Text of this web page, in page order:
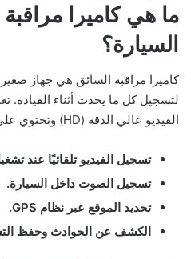
ما هي كاميرا
السيارة؟
كاميرا مراقبة السائق هي جهاز صغير
لتسجيل كل ما يحدث أثناء القيادة.
الفيديو عالي الدقة (HD) وتحتوي على ميزات مثل:
تسجيل الفيديو تلقائيًا عند
تسجيل الصوت داخل السيارة.
تحديد الموقع عبر نظام GPS.
الكشف عن الحوادث وحفظ